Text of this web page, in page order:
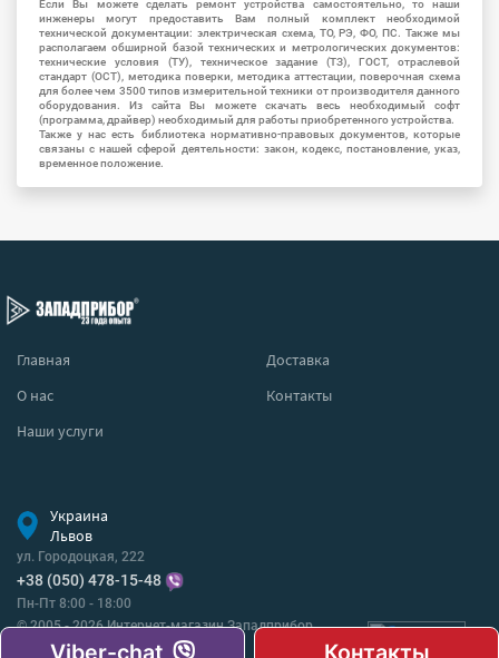
Если Вы можете сделать ремонт устройства самостоятельно, то наши
инженеры могут предоставить Вам полный комплект необходимой
технической документации: электрическая схема, ТО, РЭ, ФО, ПС. Также мы
располагаем обширной базой технических и метрологических документов:
технические условия (ТУ), техническое задание (ТЗ), ГОСТ, отраслевой
стандарт (ОСТ), методика поверки, методика аттестации, поверочная схема
для более чем 3500 типов измерительной техники от производителя данного
оборудования. Из сайта Вы можете скачать весь необходимый софт
(программа, драйвер) необходимый для работы приобретенного устройства.
Также у нас есть библиотека нормативно-правовых документов, которые
связаны с нашей сферой деятельности: закон, кодекс, постановление, указ,
временное положение.
Главная
Доставка
О нас
Контакты
Наши услуги
Украина
Львов
ул. Городоцкая, 222
+38 (050) 478-15-48
Пн-Пт 8:00 - 18:00
© 2005 - 2026 Интернет-магазин Западприбор
Все права защищены.
Viber-chat Контакты